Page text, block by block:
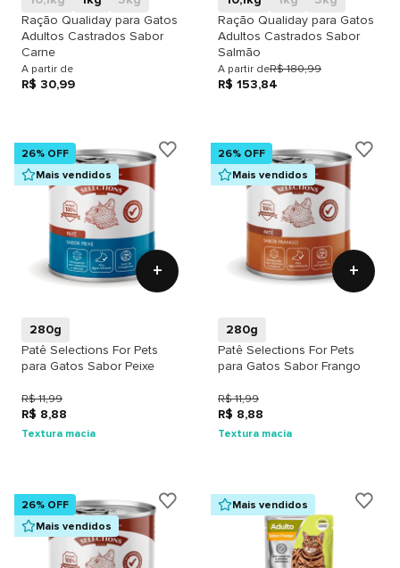
Ração Qualiday para Gatos
Adultos Castrados Sabor
Carne
A partir de
R$ 30,99
Ração Qualiday para Gatos
Adultos Castrados Sabor
Salmão
A partir deR$ 180,99
R$ 153,84
26% OFF
Mais vendidos
+
280g
Patê Selections For Pets
para Gatos Sabor Peixe
R$ 11,99
R$ 8,88
Textura macia
26% OFF
Mais vendidos
+
280g
Patê Selections For Pets
para Gatos Sabor Frango
R$ 11,99
R$ 8,88
Textura macia
26% OFF
Mais vendidos
Mais vendidos